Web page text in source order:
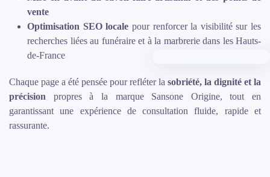
vente
Optimisation SEO locale pour renforcer la visibilité sur les
recherches liées au funéraire et à la marbrerie dans les Hauts-
de-France
Chaque page a été pensée pour refléter la sobriété, la dignité et la
précision propres à la marque Sansone Origine, tout en
garantissant une expérience de consultation fluide, rapide et
rassurante.